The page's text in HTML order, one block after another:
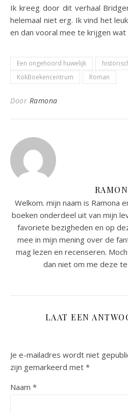
Ik kreeg door dit verhaal
helemaal niet erg. Ik vind het
en dan vooral mee te krijgen
Een ongehoord huwelijk
KokBoekencentrum
Roman
Door Ramona
Welkom. mijn naam is Ramona
boeken onderdeel uit van mijn
favoriete bezigheden en op
mee in mijn mening over de
mag lezen en recenseren.
dan niet om me deze
LAAT EEN
Je e-mailadres wordt niet
zijn gemarkeerd met *
Naam *